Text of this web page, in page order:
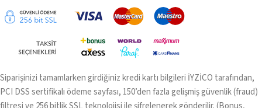
Siparişinizi tamamlarken girdiğiniz kredi kartı bilgileri İYZİCO tarafından,
PCI DSS sertifikalı ödeme sayfası, 150’den fazla gelişmiş güvenlik (fraud)